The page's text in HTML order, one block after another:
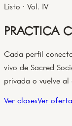
Listo · Vol. IV
PRACTICA
Cada perfil
vivo de Sacred
privada o vuelve
Ver clasesVer